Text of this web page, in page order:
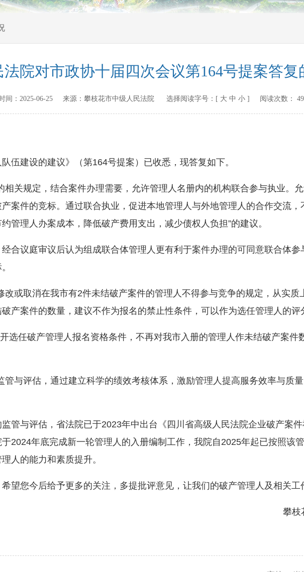
院对市政协十届四次会议第164号提案答复
间： 2025-06-25来源： 攀枝花市中级人民法院选择阅读字号：[ 大 中 小] 阅读次数： 49
建设的建议》（第164号提案）已收悉，现答复如下。
关规定，结合案件办理需要，允许管理人名册内的机构联合参与执业。
案件的竞标。通过联合执业，促进本地管理人与外地管理人的合作交流，
管理人办案成本，降低破产费用支出，减少债权人负担”的建议。
议庭审议后认为组成联合体管理人更有利于案件办理的可同意联合体参
或取消在我市有2件未结破产案件的管理人不得参与竞争的规定，从实质
产案件的数量，建议不作为报名的禁止性条件，可以作为选任管理人的评
任破产管理人报名资格条件，不再对我市入册的管理人作未结破产案件
与评估，通过建立科学的绩效考核体系，激励管理人提高服务效率与质
与评估，省法院已于2023年中出台《四川省高级人民法院企业破产案件
2024年底完成新一轮管理人的入册编制工作，我院自2025年起已按照该
人的能力和素质提升。
您今后给予更多的关注，多提批评意见，让我们的破产管理人及相关工
攀枝花